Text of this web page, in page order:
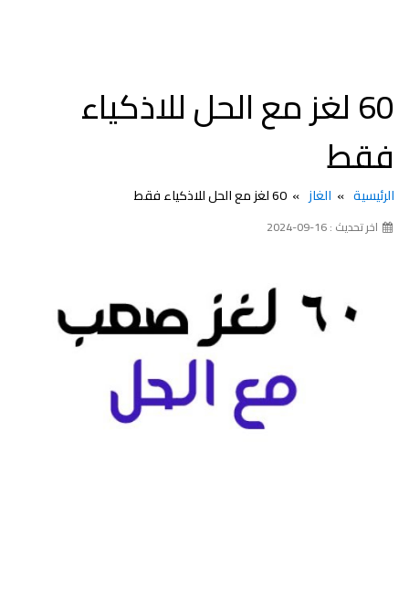
60 لغز مع الحل للاذكياء
فقط
الرئيسية الغاز 60 لغز مع الحل للاذكياء فقط
اخر تحديث : 16-09-2024